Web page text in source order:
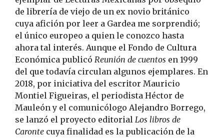
de librería de viejo de un ex novio británico
cuya afición por leer a Gardea me sorprendió;
el único europeo a quien le conozco hasta
ahora tal interés. Aunque el Fondo de Cultura
Económica publicó Reunión de cuentos en 1999
del que todavía circulan algunos ejemplares. En
2018, por iniciativa del escritor Mauricio
Montiel Figueiras, el periodista Héctor de
Mauleón y el comunicólogo Alejandro Borrego,
se lanzó el proyecto editorial Los libros de
Caronte cuya finalidad es la publicación de la